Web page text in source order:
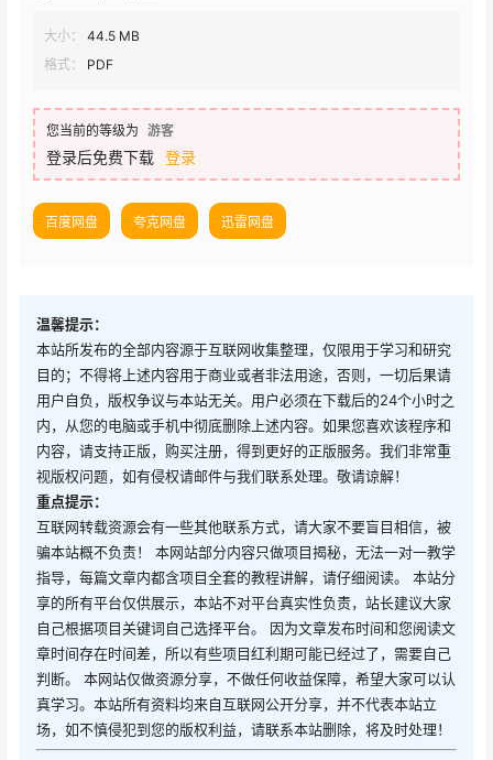
大小：
44.5 MB
格式：
PDF
您当前的等级为 游客
登录后免费下载 登录
百度网盘 夸克网盘 迅雷网盘
温馨提示：
本站所发布的全部内容源于互联网收集整理，仅限用于学习和研究
目的；不得将上述内容用于商业或者非法用途，否则，一切后果请
用户自负，版权争议与本站无关。用户必须在下载后的24个小时之
内，从您的电脑或手机中彻底删除上述内容。如果您喜欢该程序和
内容，请支持正版，购买注册，得到更好的正版服务。我们非常重
视版权问题，如有侵权请邮件与我们联系处理。敬请谅解！
重点提示：
互联网转载资源会有一些其他联系方式，请大家不要盲目相信，被
骗本站概不负责！ 本网站部分内容只做项目揭秘，无法一对一教学
指导，每篇文章内都含项目全套的教程讲解，请仔细阅读。 本站分
享的所有平台仅供展示，本站不对平台真实性负责，站长建议大家
自己根据项目关键词自己选择平台。 因为文章发布时间和您阅读文
章时间存在时间差，所以有些项目红利期可能已经过了，需要自己
判断。 本网站仅做资源分享，不做任何收益保障，希望大家可以认
真学习。本站所有资料均来自互联网公开分享，并不代表本站立
场，如不慎侵犯到您的版权利益，请联系本站删除，将及时处理！